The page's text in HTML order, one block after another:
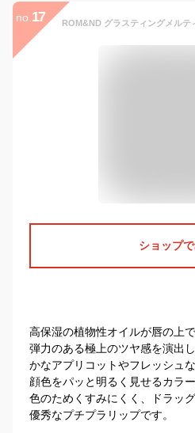
no. 17
ショップ
高保湿の植物性オイルが唇の上
弾力のある極上のツヤ感を演出
かなアプリコットやフレッシュ
顔色をパッと明るく見せるカラ
色のためくすみにくく、ドラッ
優秀なプチプラリップです。